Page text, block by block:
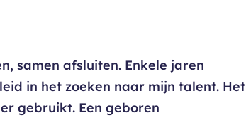
samen afsluiten. Enkele jaren
in het zoeken naar mijn talent. Het
gebruikt. Een geboren